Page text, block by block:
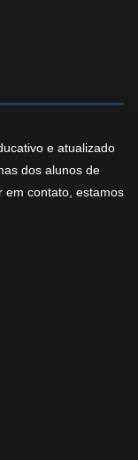
e atualizado
dos alunos de
em contato, estamos